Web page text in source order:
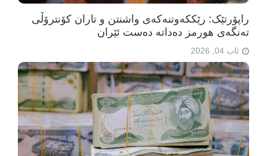
راپۆرتێک: رێککەوتنەکەی واشنتن و تاران کۆنترۆڵی
تەنگەی هورمز دەداتە دەست ئێران
ئاب 04, 2026